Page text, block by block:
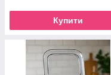
Купити